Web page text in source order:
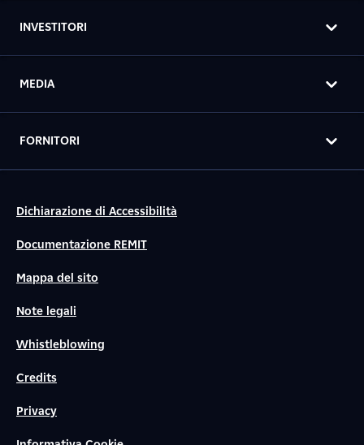
INVESTITORI
MEDIA
FORNITORI
Dichiarazione di Accessibilità
Documentazione REMIT
Mappa del sito
Note legali
Whistleblowing
Credits
Privacy